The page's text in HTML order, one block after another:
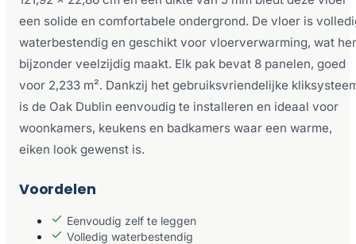
een solide en comfortabele ondergrond. De vloer is
waterbestendig en geschikt voor vloerverwarming, wat
bijzonder veelzijdig maakt. Elk pak bevat 8 panelen, goed
voor 2,233 m². Dankzij het gebruiksvriendelijke
is de Oak Dublin eenvoudig te installeren en ideaal voor
woonkamers, keukens en badkamers waar een warme,
eiken look gewenst is.
Voordelen
Eenvoudig zelf te leggen
Volledig waterbestendig